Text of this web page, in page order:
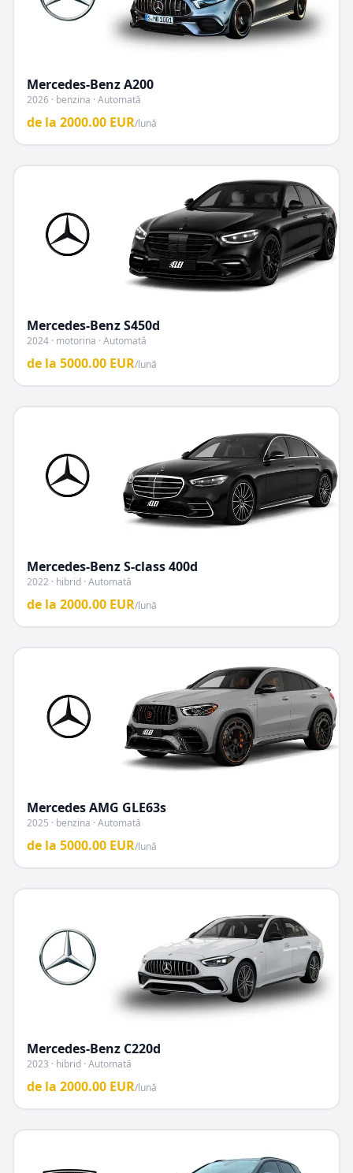
Mercedes-BenzA200
2026 · benzina · Automată
de la 2000.00 EUR/lună
Mercedes-BenzS450d
2024 · motorina · Automată
de la 5000.00 EUR/lună
Mercedes-BenzS-class 400d
2022 · hibrid · Automată
de la 2000.00 EUR/lună
Mercedes AMG GLE63s
2025 · benzina · Automată
de la 5000.00 EUR/lună
Mercedes-Benz C220d
2023 · hibrid · Automată
de la 2000.00 EUR/lună